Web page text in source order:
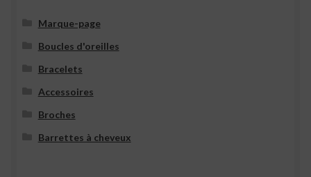
Marque-page
Boucles d'oreilles
Bracelets
Accessoires
Broches
Barrettes à cheveux